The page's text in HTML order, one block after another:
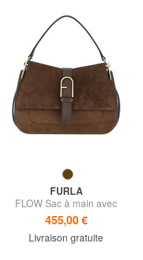
FURLA
FLOW Sac à main avec
bandoulière
455,00 €
Livraison gratuite